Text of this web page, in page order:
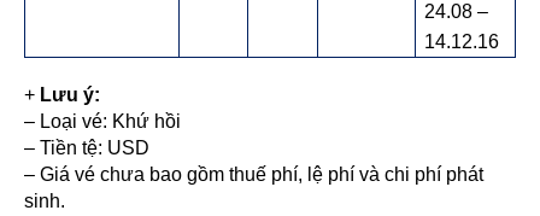
24.08 –
14.12.16
+ Lưu ý:
– Loại vé: Khứ hồi
– Tiền tệ: USD
– Giá vé chưa bao gồm thuế phí, lệ phí và chi phí phát
sinh.